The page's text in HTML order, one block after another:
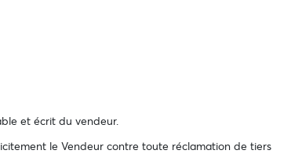
et écrit du vendeur.
le Vendeur contre toute réclamation de tiers